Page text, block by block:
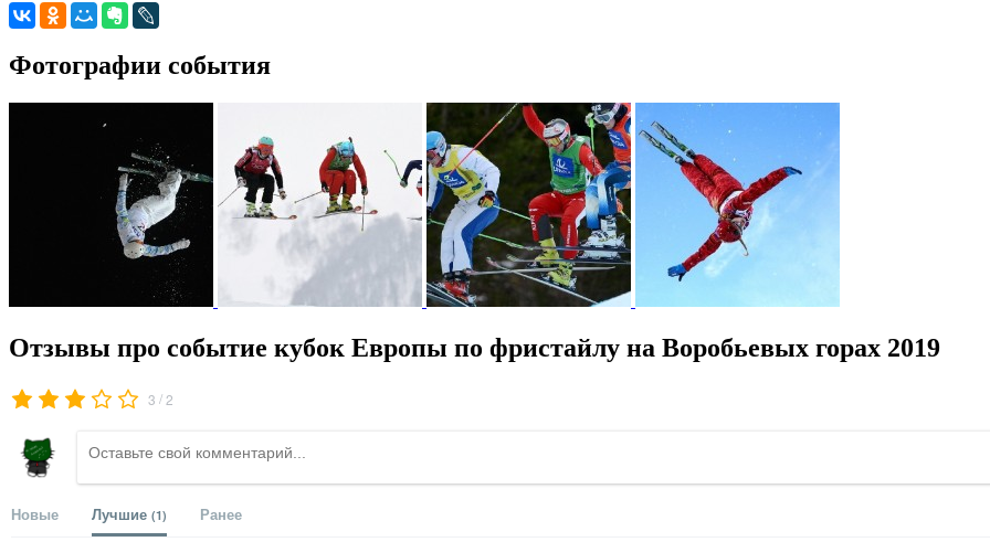
Фотографии события
Отзывы про событие кубок Европы по фристайлу на Воробьевых горах 2019
3 /2
Новые Лучшие (1) Ранее